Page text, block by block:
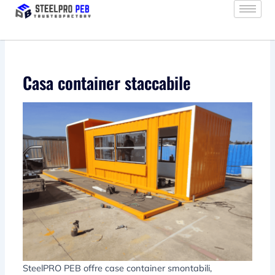
Casa container staccabile
SteelPRO PEB offre case container smontabili,